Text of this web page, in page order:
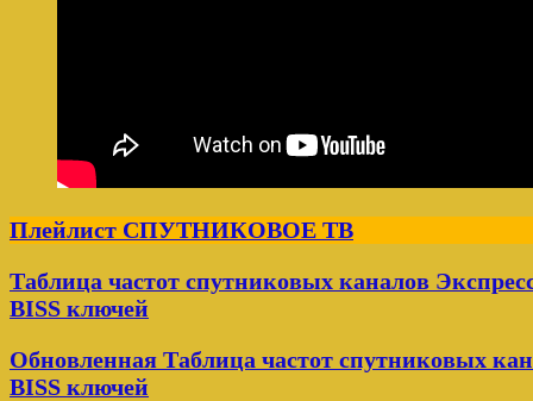
Плейлист СПУТНИКОВОЕ ТВ
Таблица частот спутниковых каналов
BISS ключей
Обновленная Таблица частот спутниковых
BISS ключей